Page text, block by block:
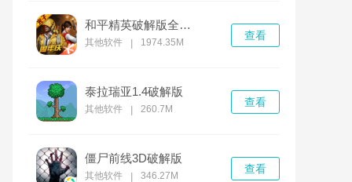
和平精英破解版全无限免费下载
其他软件 1974.35M
查看
泰拉瑞亚1.4破解版
其他软件 260.7M
查看
僵尸前线3D破解版
其他软件 346.27M
查看